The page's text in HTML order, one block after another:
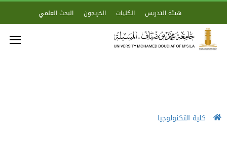
هيئة التدريس الكليات الخريجون البحث العلمي
كلية التكنولوجيا